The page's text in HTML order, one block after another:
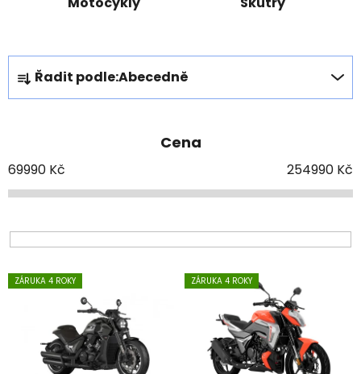
Ř
a
z
í
p
o
d
u
k
Řadit podle:Abecedně
Cena
69990 Kč 254990 Kč
V
ý
ZÁRUKA 4 ROKY ZÁRUKA 4 ROKY